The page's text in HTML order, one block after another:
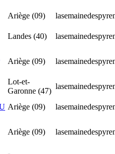
Ariège (09)
Landes (40)
Ariège (09)
Lot-et-
Garonne (47)
Ariège (09)
Ariège (09)